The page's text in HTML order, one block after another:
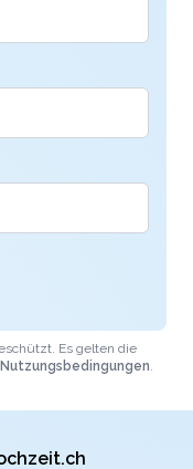
Es gelten die
Nutzungsbedingungen.